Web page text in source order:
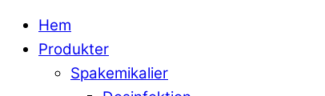
Hem
Produkter
Spakemikalier